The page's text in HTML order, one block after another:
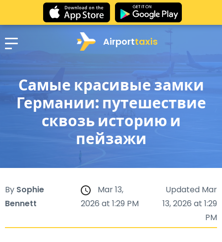
Airporttaxis
Самые красивые замки
Германии: путешествие
сквозь историю и
пейзажи
By Sophie
Bennett
Mar 13,
2026 at 1:29 PM
Updated Mar
13, 2026 at 1:29
PM